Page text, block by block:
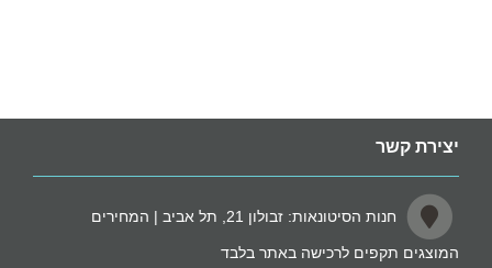
יצירת קשר
חנות הסיטונאות: זבולון 21, תל אביב | המחירים
המוצגים תקפים לרכישה באתר בלבד